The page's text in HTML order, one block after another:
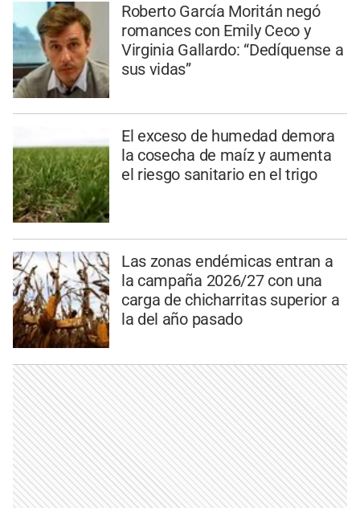
Roberto García Moritán negó
romances con Emily Ceco y
Virginia Gallardo: “Dedíquense a
sus vidas”
El exceso de humedad demora
la cosecha de maíz y aumenta
el riesgo sanitario en el trigo
Las zonas endémicas entran a
la campaña 2026/27 con una
carga de chicharritas superior a
la del año pasado